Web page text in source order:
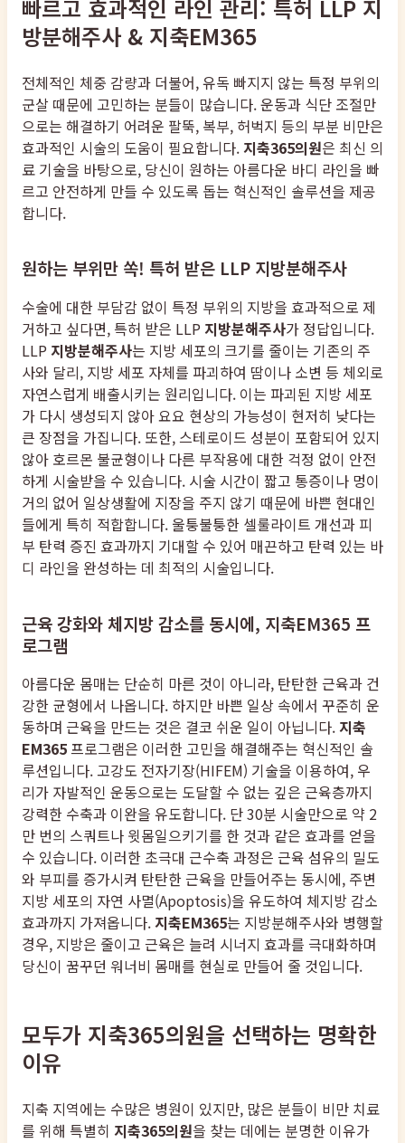
빠르고 효과적인 라인 관리: 특허 LLP 지
방분해주사 & 지축EM365
전체적인 체중 감량과 더불어, 유독 빠지지 않는 특정 부위의
군살 때문에 고민하는 분들이 많습니다. 운동과 식단 조절만
으로는 해결하기 어려운 팔뚝, 복부, 허벅지 등의 부분 비만은
효과적인 시술의 도움이 필요합니다. 지축365의원은 최신 의
료 기술을 바탕으로, 당신이 원하는 아름다운 바디 라인을 빠
르고 안전하게 만들 수 있도록 돕는 혁신적인 솔루션을 제공
합니다.
원하는 부위만 쏙! 특허 받은 LLP 지방분해주사
수술에 대한 부담감 없이 특정 부위의 지방을 효과적으로 제
거하고 싶다면, 특허 받은 LLP 지방분해주사가 정답입니다.
LLP 지방분해주사는 지방 세포의 크기를 줄이는 기존의 주
사와 달리, 지방 세포 자체를 파괴하여 땀이나 소변 등 체외로
자연스럽게 배출시키는 원리입니다. 이는 파괴된 지방 세포
가 다시 생성되지 않아 요요 현상의 가능성이 현저히 낮다는
큰 장점을 가집니다. 또한, 스테로이드 성분이 포함되어 있지
않아 호르몬 불균형이나 다른 부작용에 대한 걱정 없이 안전
하게 시술받을 수 있습니다. 시술 시간이 짧고 통증이나 멍이
거의 없어 일상생활에 지장을 주지 않기 때문에 바쁜 현대인
들에게 특히 적합합니다. 울퉁불퉁한 셀룰라이트 개선과 피
부 탄력 증진 효과까지 기대할 수 있어 매끈하고 탄력 있는 바
디 라인을 완성하는 데 최적의 시술입니다.
근육 강화와 체지방 감소를 동시에, 지축EM365 프
로그램
아름다운 몸매는 단순히 마른 것이 아니라, 탄탄한 근육과 건
강한 균형에서 나옵니다. 하지만 바쁜 일상 속에서 꾸준히 운
동하며 근육을 만드는 것은 결코 쉬운 일이 아닙니다. 지축
EM365프로그램은 이러한 고민을 해결해주는 혁신적인 솔
루션입니다. 고강도 전자기장(HIFEM) 기술을 이용하여, 우
리가 자발적인 운동으로는 도달할 수 없는 깊은 근육층까지
강력한 수축과 이완을 유도합니다. 단 30분 시술만으로 약 2
만 번의 스쿼트나 윗몸일으키기를 한 것과 같은 효과를 얻을
수 있습니다. 이러한 초극대 근수축 과정은 근육 섬유의 밀도
와 부피를 증가시켜 탄탄한 근육을 만들어주는 동시에, 주변
지방 세포의 자연 사멸(Apoptosis)을 유도하여 체지방 감소
효과까지 가져옵니다. 지축EM365는 지방분해주사와 병행할
경우, 지방은 줄이고 근육은 늘려 시너지 효과를 극대화하며
당신이 꿈꾸던 워너비 몸매를 현실로 만들어 줄 것입니다.
모두가 지축365의원을 선택하는 명확한
이유
지축 지역에는 수많은 병원이 있지만, 많은 분들이 비만 치료
를 위해 특별히 지축365의원을 찾는 데에는 분명한 이유가